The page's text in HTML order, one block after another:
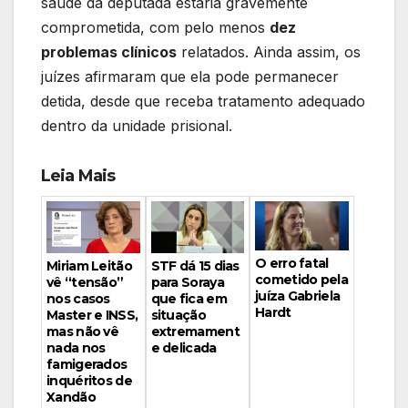
comprometida, com pelo menos dez
problemas clínicos relatados. Ainda assim, os
juízes afirmaram que ela pode permanecer
detida, desde que receba tratamento adequado
dentro da unidade prisional.
Leia Mais
Miriam Leitão
vê “tensão”
nos casos
Master e INSS,
mas não vê
nada nos
famigerados
inquéritos de
Xandão
STF dá 15 dias
para Soraya
que fica em
situação
extremament
e delicada
O erro fatal
cometido pela
juíza Gabriela
Hardt